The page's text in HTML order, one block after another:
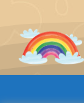
content